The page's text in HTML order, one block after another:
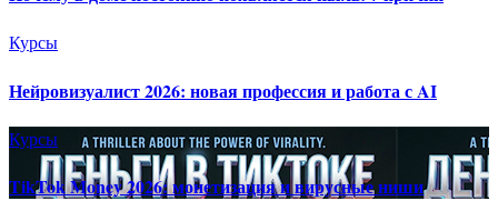
Курсы
Нейровизуалист 2026: новая профессия и работа с AI
Курсы
TikTok Money 2026: монетизация и вирусные ниши